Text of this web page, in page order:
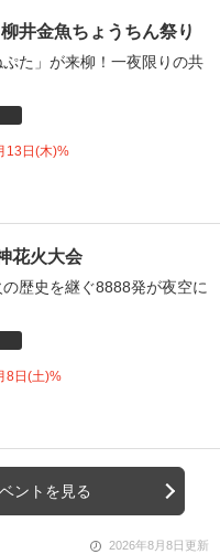
井金魚ちょうちん祭り
ぷた」が来柳！一夜限りの共
13日(木)%
花火大会
の歴史を継ぐ8888発が夜空に
8日(土)%
ントを見る
2026年8月8日更新